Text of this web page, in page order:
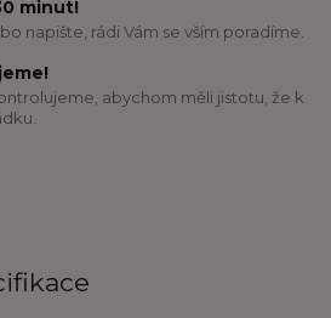
minut!
napište, rádi Vám se vším poradíme.
abychom měli jistotu, že k